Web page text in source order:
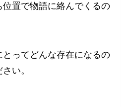
置で物語に絡んでくるの
ってどんな存在になるの
い。